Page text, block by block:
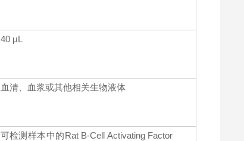
40 μL
血清、血浆或其他相关生物液体
可检测样本中的Rat B-Cell Activating Factor